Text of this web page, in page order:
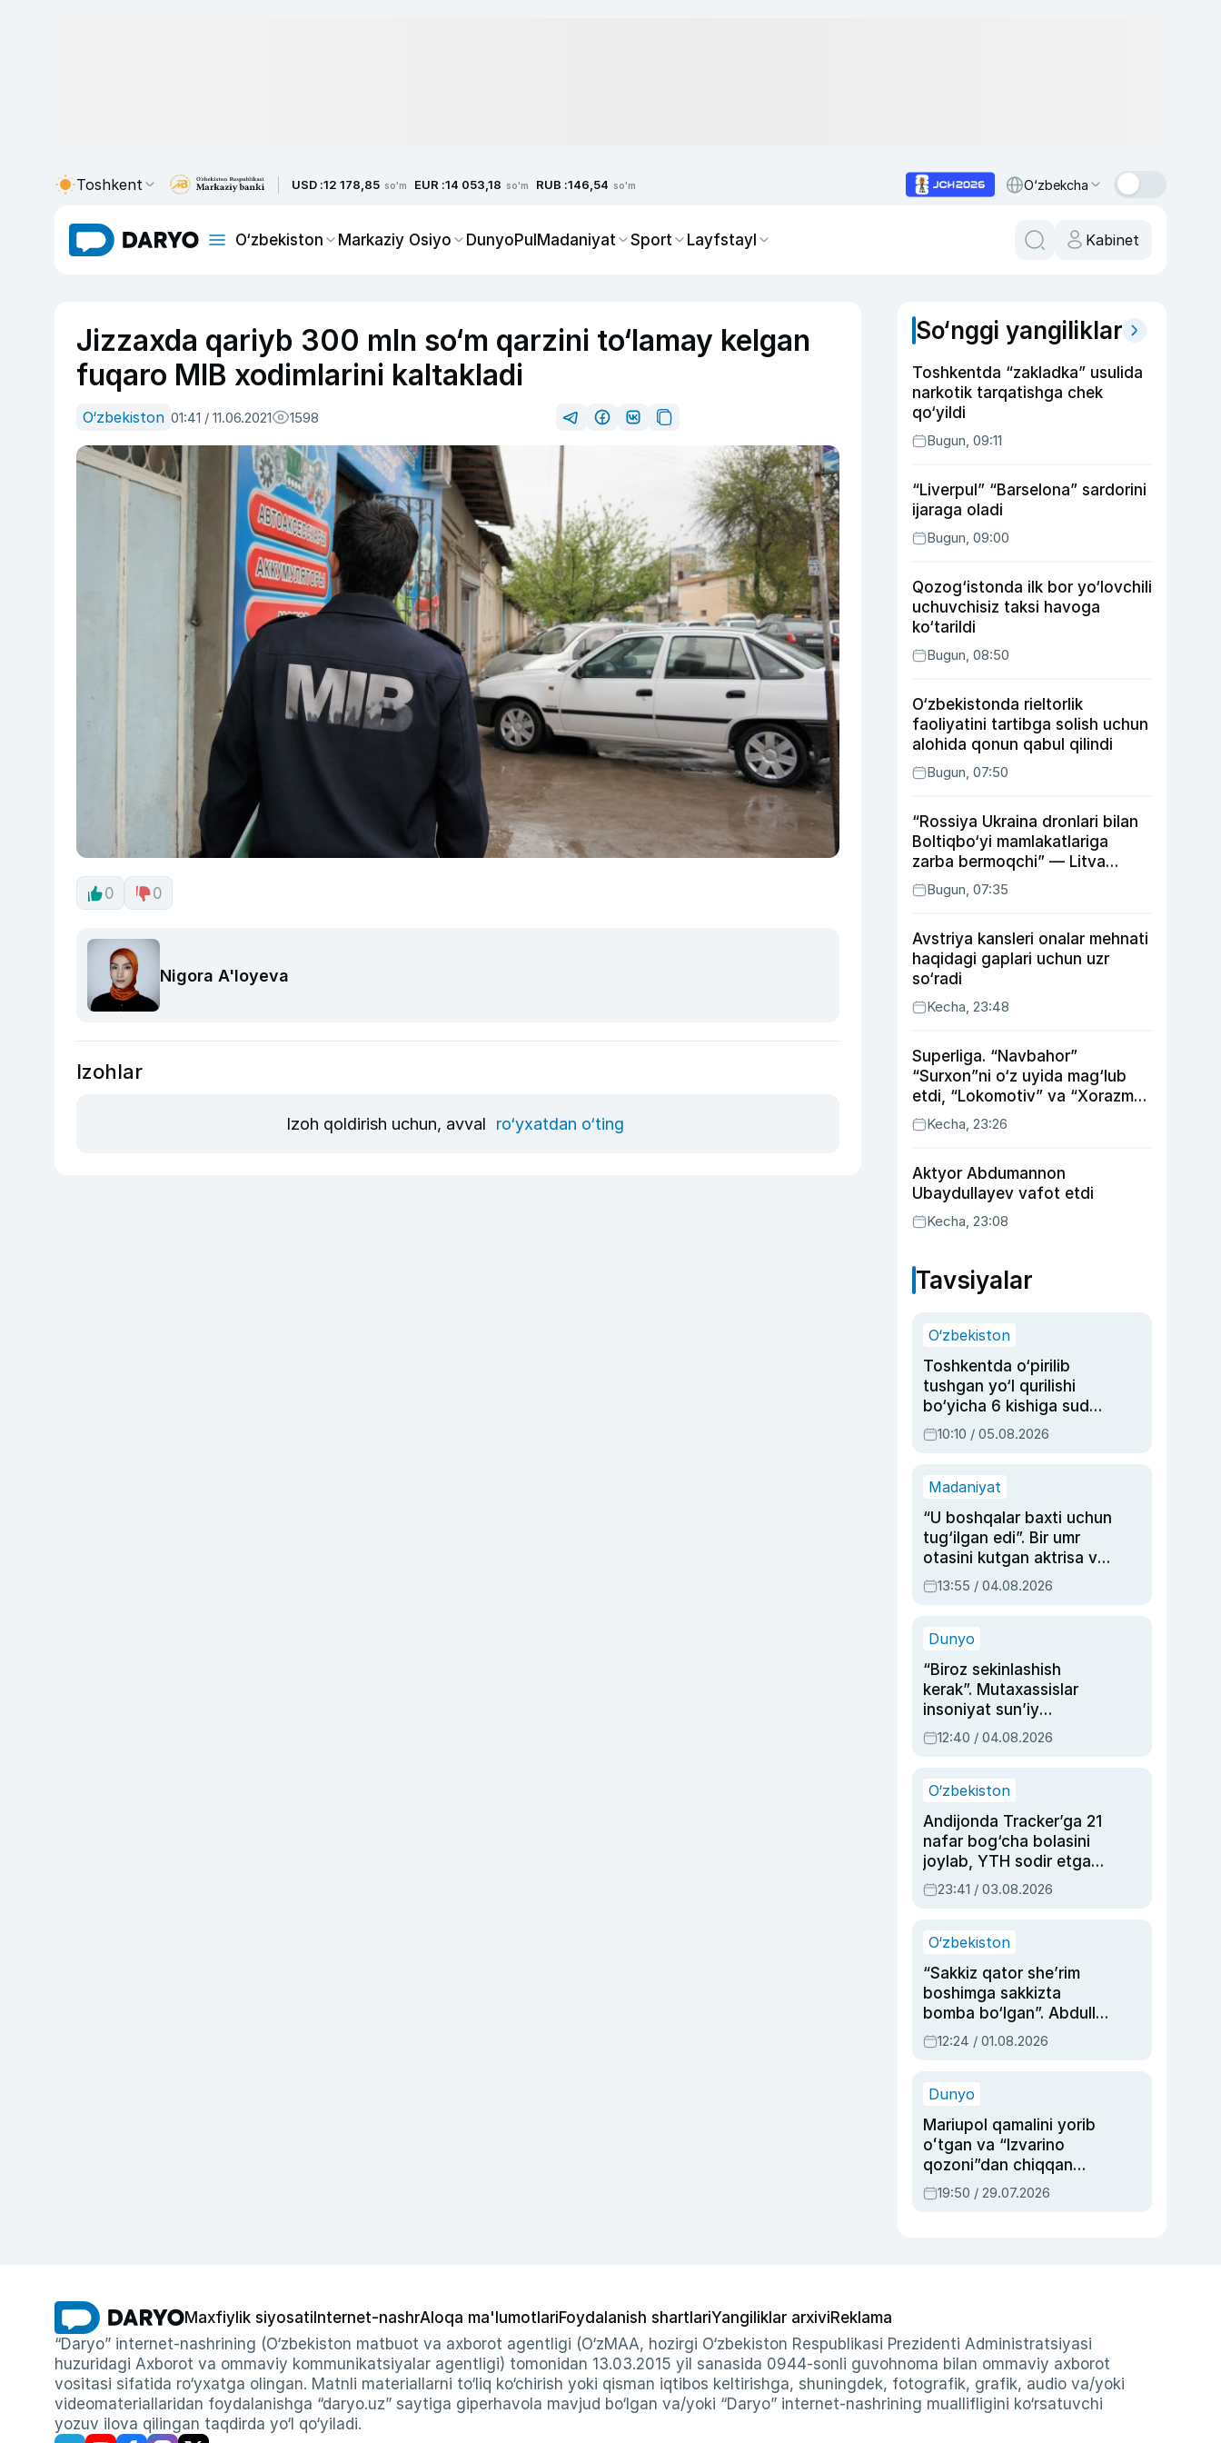
Toshkent USD :12 178,85 so'm EUR :14 053,18 so'm RUB :146,54 so'm O‘zbekcha
O‘zbekiston Markaziy Osiyo DunyoPulMadaniyat Sport Layfstayl Kabinet
Jizzaxda qariyb 300 mln so‘m qarzini to‘lamay kelgan
fuqaro MIB xodimlarini kaltakladi
O‘zbekiston 01:41 / 11.06.2021 1598
0 0
Nigora A'loyeva
Izohlar
Izoh qoldirish uchun, avval ro‘yxatdan o‘ting
So‘nggi yangiliklar
Toshkentda “zakladka” usulida
narkotik tarqatishga chek
qo‘yildi
Bugun, 09:11
“Liverpul” “Barselona” sardorini
ijaraga oladi
Bugun, 09:00
Qozog‘istonda ilk bor yo‘lovchili
uchuvchisiz taksi havoga
ko‘tarildi
Bugun, 08:50
O‘zbekistonda rieltorlik
faoliyatini tartibga solish uchun
alohida qonun qabul qilindi
Bugun, 07:50
“Rossiya Ukraina dronlari bilan
Boltiqbo‘yi mamlakatlariga
zarba bermoqchi” — Litva
mudofaa vaziri
Bugun, 07:35
Avstriya kansleri onalar mehnati
haqidagi gaplari uchun uzr
so‘radi
Kecha, 23:48
Superliga. “Navbahor”
“Surxon”ni o‘z uyida mag‘lub
etdi, “Lokomotiv” va “Xorazm”
uyda g‘alaba qozondi
Kecha, 23:26
Aktyor Abdu­mannon
Ubaydullayev vafot etdi
Kecha, 23:08
Tavsiyalar
O‘zbekiston
Toshkentda o‘pirilib
tushgan yo‘l qurilishi
bo‘yicha 6 kishiga sud
hukmi o‘qildi
10:10 / 05.08.2026
Madaniyat
“U boshqalar baxti uchun
tug‘ilgan edi”. Bir umr
otasini kutgan aktrisa va
dublyaj ustasi Rimma
Ahmedovaning
13:55 / 04.08.2026
Dunyo
“Biroz sekinlashish
kerak”. Mutaxassislar
insoniyat sun’iy
intellektni boshqara
olmay qolishidan xavotir
12:40 / 04.08.2026
O‘zbekiston
Andijonda Tracker’ga 21
nafar bog‘cha bolasini
joylab, YTH sodir etgan
ayolga sud hukmi o‘qildi
23:41 / 03.08.2026
O‘zbekiston
“Sakkiz qator she’rim
boshimga sakkizta
bomba bo‘lgan”. Abdulla
Oripovni siyosiy
ayblovlardan asrab
12:24 / 01.08.2026
Dunyo
Mariupol qamalini yorib
oʻtgan va “Izvarino
qozoni”dan chiqqan
qahramon — Ukraina
armiyasi bosh
19:50 / 29.07.2026
Maxfiylik siyosati Internet-nashrAloqa ma'lumotlariFoydalanish shartlariYangiliklar arxiviReklama
“Daryo” internet-nashrining (O‘zbekiston matbuot va axborot agentligi (O‘zMAA, hozirgi O‘zbekiston Respublikasi Prezidenti Administratsiyasi
huzuridagi Axborot va ommaviy kommunikatsiyalar agentligi) tomonidan 13.03.2015 yil sanasida 0944-sonli guvohnoma bilan ommaviy axborot
vositasi sifatida ro‘yxatga olingan. Matnli materiallarni to‘liq ko‘chirish yoki qisman iqtibos keltirishga, shuningdek, fotografik, grafik, audio va/yoki
videomateriallaridan foydalanishga “daryo.uz” saytiga giperhavola mavjud bo‘lgan va/yoki “Daryo” internet-nashrining muallifligini ko‘rsatuvchi
yozuv ilova qilingan taqdirda yo‘l qo‘yiladi.